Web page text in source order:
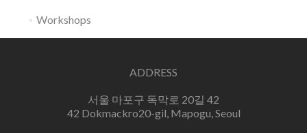
Workshops
ADDRESS
서울 마포구 독막로 20길 42
42 Dokmackro20-gil, Mapogu, Seoul